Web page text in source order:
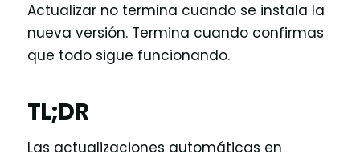
Actualizar no termina cuando se instala la
nueva versión. Termina cuando confirmas
que todo sigue funcionando.
TL;DR
Las actualizaciones automáticas en